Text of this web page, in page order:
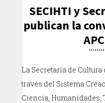
SECIHTI y
publican la
La Secretaría de
través del Sistema
Ciencia,